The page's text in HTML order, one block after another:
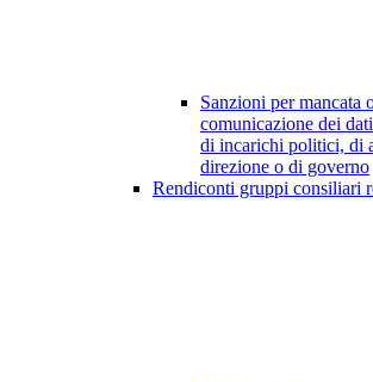
Sanzioni per mancata
comunicazione dei
di incarichi politici, di
direzione o di governo
Rendiconti gruppi consiliari